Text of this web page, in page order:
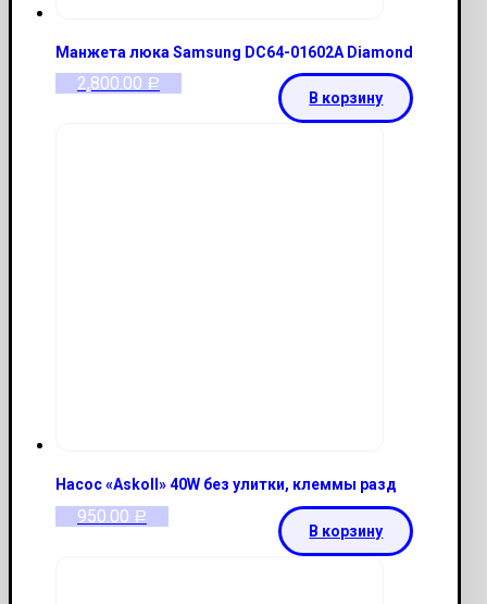
Манжета люка Samsung DC64-01602A Diamond
2,800.00 Р
В корзину
Насос «Askoll» 40W без улитки, клеммы разд
950.00 Р
В корзину